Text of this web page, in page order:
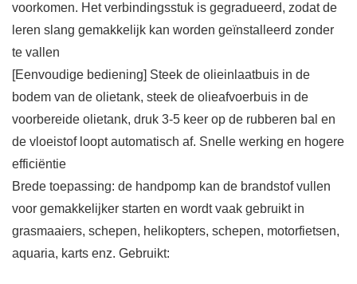
voorkomen. Het verbindingsstuk is gegradueerd, zodat de
leren slang gemakkelijk kan worden geïnstalleerd zonder
te vallen
[Eenvoudige bediening] Steek de olieinlaatbuis in de
bodem van de olietank, steek de olieafvoerbuis in de
voorbereide olietank, druk 3-5 keer op de rubberen bal en
de vloeistof loopt automatisch af. Snelle werking en hogere
efficiëntie
Brede toepassing: de handpomp kan de brandstof vullen
voor gemakkelijker starten en wordt vaak gebruikt in
grasmaaiers, schepen, helikopters, schepen, motorfietsen,
aquaria, karts enz. Gebruikt: